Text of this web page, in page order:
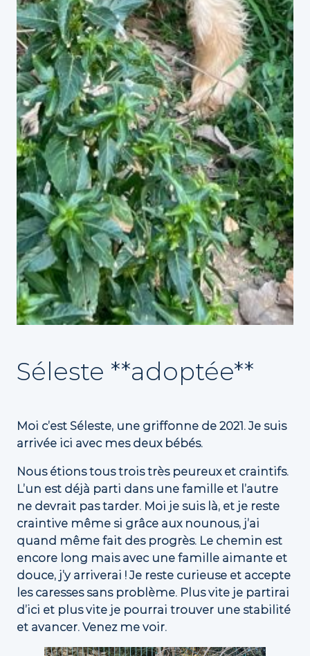
Séleste **adoptée**
Moi c’est Séleste, une griffonne de 2021. Je suis
arrivée ici avec mes deux bébés.
Nous étions tous trois très peureux et craintifs.
L’un est déjà parti dans une famille et l’autre
ne devrait pas tarder. Moi je suis là, et je reste
craintive même si grâce aux nounous, j’ai
quand même fait des progrès. Le chemin est
encore long mais avec une famille aimante et
douce, j’y arriverai ! Je reste curieuse et accepte
les caresses sans problème. Plus vite je partirai
d’ici et plus vite je pourrai trouver une stabilité
et avancer. Venez me voir.